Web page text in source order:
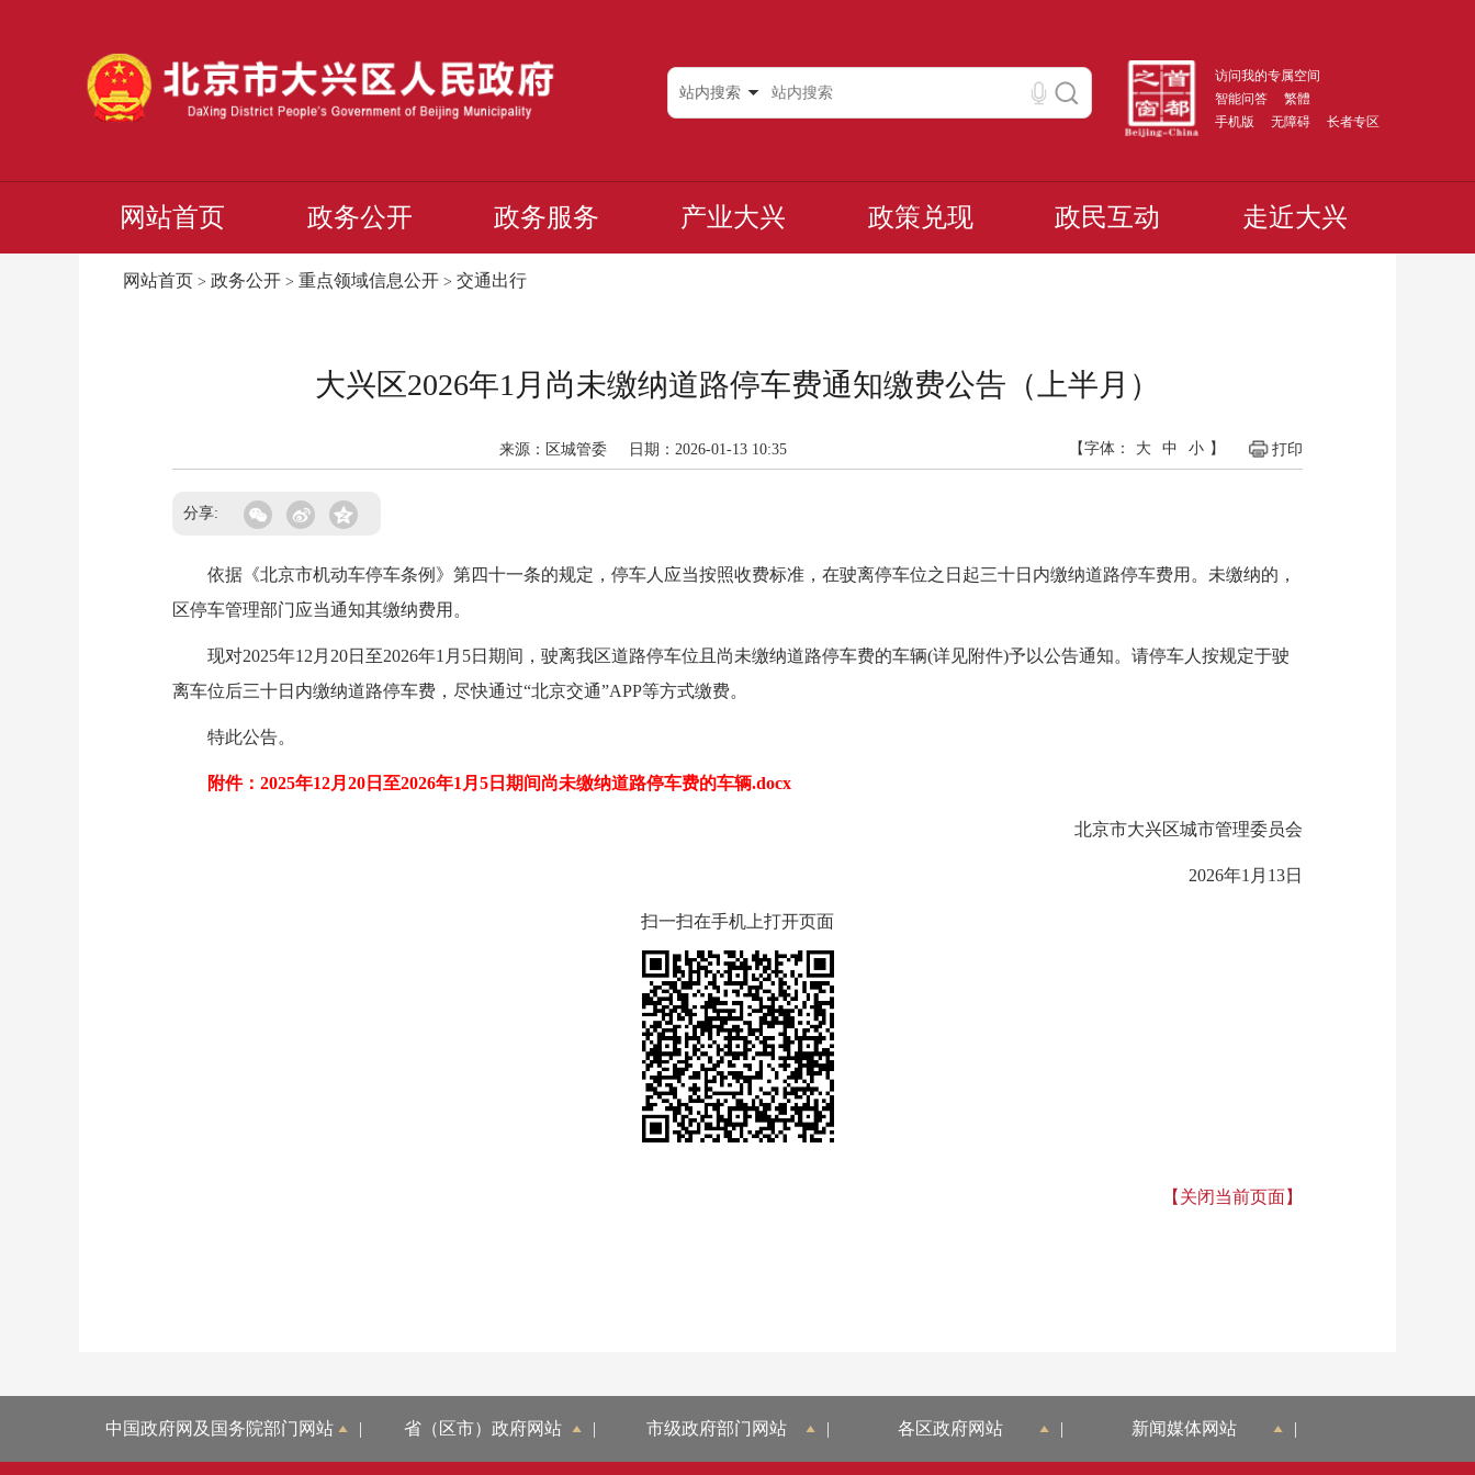
访问我的专属空间
智能问答
繁體
手机版
无障碍 长者专区
站内搜索
网站首页 政务公开 政务服务 产业大兴 政策兑现 政民互动 走近大兴
网站首页 > 政务公开 > 重点领域信息公开 > 交通出行
大兴区2026年1月尚未缴纳道路停车费通知缴费公告（上半月）
来源：区城管委 日期：2026-01-13 10:35 打印
【字体： 大 中 小 】
分享:
依据《北京市机动车停车条例》第四十一条的规定，停车人应当按照收费标准，在驶离停车位之日起三十日内缴纳道路停车费用。未缴纳的，
区停车管理部门应当通知其缴纳费用。
现对2025年12月20日至2026年1月5日期间，驶离我区道路停车位且尚未缴纳道路停车费的车辆(详见附件)予以公告通知。请停车人按规定于驶
离车位后三十日内缴纳道路停车费，尽快通过“北京交通”APP等方式缴费。
特此公告。
附件：2025年12月20日至2026年1月5日期间尚未缴纳道路停车费的车辆.docx
北京市大兴区城市管理委员会
2026年1月13日
扫一扫在手机上打开页面
【关闭当前页面】
中国政府网及国务院部门网站 | 省（区市）政府网站 | 市级政府部门网站 | 各区政府网站 | 新闻媒体网站 |